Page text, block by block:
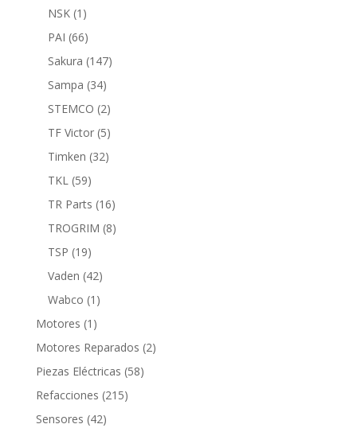
NSK 1 1
producto
PAI 6666
productos
Sakura 147147
Sampa 3434
productos
STEMCO 22
productos
TF Victor 55
productos
Timken 3232
TKL 5959
productos
TR Parts 1616
productos
TROGRIM 88
TSP 1919
productos
Vaden 4242
productos
Wabco 1 1
producto
Motores 1 1
producto
Motores Reparados 22
Piezas Eléctricas 5858
Refacciones 215215
Sensores 4242